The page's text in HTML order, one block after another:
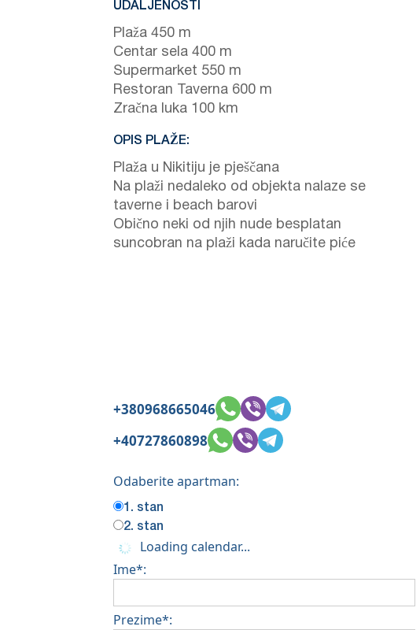
UDALJENOSTI
Plaža 450 m
Centar sela 400 m
Supermarket 550 m
Restoran Taverna 600 m
Zračna luka 100 km
OPIS PLAŽE:
Plaža u Nikitiju je pješčana
Na plaži nedaleko od objekta nalaze se
taverne i beach barovi
Obično neki od njih nude besplatan
suncobran na plaži kada naručite piće
+380968665046
+40727860898
Odaberite apartman:
1. stan
2. stan
Loading calendar...
Ime*:
Prezime*: